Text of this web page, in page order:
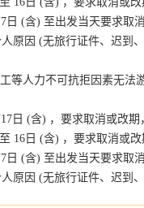
(含) 至出发当天要求取
原因 (无旅行证件、迟到
等人力不可抗拒因素无
日 (含) ，要求取消或改
16日 (含) ，要求取消或
(含) 至出发当天要求取
原因 (无旅行证件、迟到